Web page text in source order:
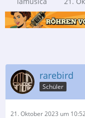
rarebird
Schüler
21. Oktober 2023 um